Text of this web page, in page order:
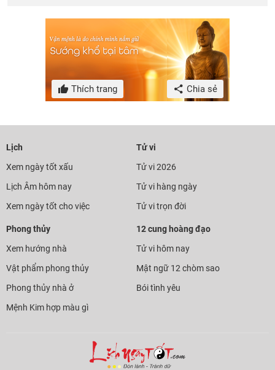
Thích trang Chia sẻ
Lịch
Xem ngày tốt xấu
Lịch Âm hôm nay
Xem ngày tốt cho việc
Tử vi
Tử vi 2026
Tử vi hàng ngày
Tử vi trọn đời
Phong thủy
Xem hướng nhà
Vật phẩm phong thủy
Phong thủy nhà ở
Mệnh Kim hợp màu gì
12 cung hoàng đạo
Tử vi hôm nay
Mật ngữ 12 chòm sao
Bói tình yêu